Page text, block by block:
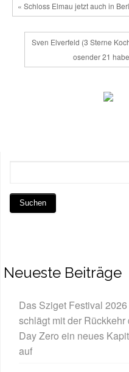
« Schloss Elmau jetzt auch in
Sven Elverfeld (3 Sterne
osender 21
Neueste Beiträge
Das Sziget Festival 2026
schlägt mit der Rückkehr
Day Zero ein neues
auf